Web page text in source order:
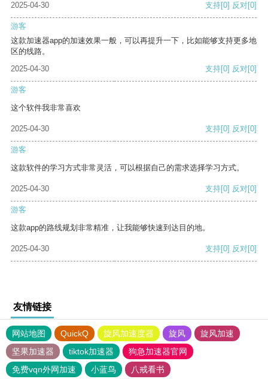
2025-04-30 支持[0] 反对[0]
游客
这款加速器app的加速效果一般，可以再提升一下，比如能够支持更多地
区的线路。
2025-04-30
支持[0] 反对[0]
游客
这个软件我非常喜欢
2025-04-30 支持[0] 反对[0]
游客
这款软件的学习方式非常灵活，可以根据自己的需求选择学习方式。
2025-04-30 支持[0] 反对[0]
游客
这款app的路线规划非常精准，让我能够快速到达目的地。
2025-04-30 支持[0] 反对[0]
友情链接
网站地图 QuickQ 旋风加速度器 旋风
旋风加速
坚果加速器
tiktok加速器
狗急加速器官网
免费vqn外网加速
小蓝鸟 八戒看书